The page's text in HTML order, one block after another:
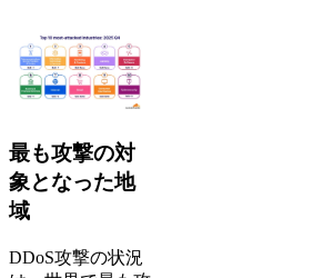
最も攻撃の対
象となった地
域
DDoS攻撃の状況